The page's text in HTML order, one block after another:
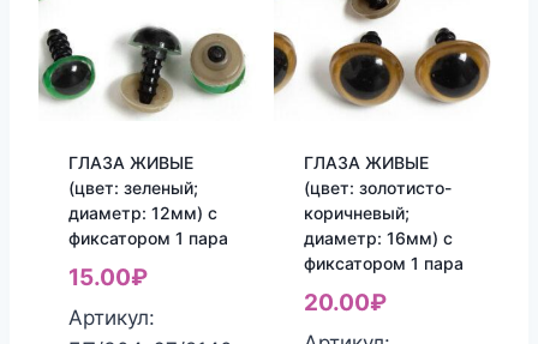
ГЛАЗА ЖИВЫЕ
(цвет: зеленый;
диаметр: 12мм) с
фиксатором 1 пара
15.00₽
Артикул:
ГЛАЗА ЖИВЫЕ
(цвет: золотисто-
коричневый;
диаметр: 16мм) с
фиксатором 1 пара
20.00₽